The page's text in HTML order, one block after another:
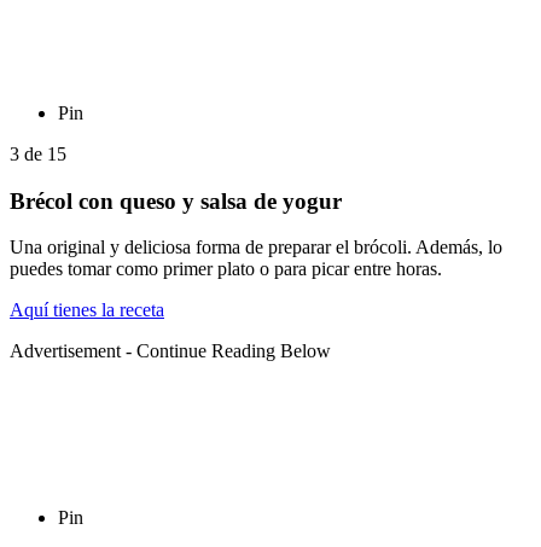
Pin
3 de 15
Brécol con queso y salsa de yogur
Una original y deliciosa forma de preparar el brócoli. Además, lo
puedes tomar como primer plato o para picar entre horas.
Aquí tienes la receta
Advertisement - Continue Reading Below
Pin